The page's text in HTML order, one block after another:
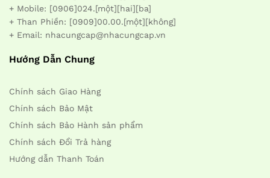
+ Mobile: [0906]024.[một][hai][ba]
+ Than Phiền: [0909]00.00.[một][không]
+ Email: nhacungcap@nhacungcap.vn
Hướng Dẫn Chung
Chính sách Giao Hàng
Chính sách Bảo Mật
Chính sách Bảo Hành sản phẩm
Chính sách Đổi Trả hàng
Hướng dẫn Thanh Toán